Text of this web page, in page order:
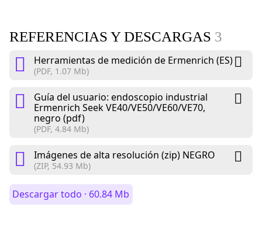
REFERENCIAS Y DESCARGAS 3
Herramientas de medición de Ermenrich (ES)
(PDF, 1.07 Mb)
Guía del usuario: endoscopio industrial
Ermenrich Seek VE40/VE50/VE60/VE70,
negro (pdf)
(PDF, 4.84 Mb)
Imágenes de alta resolución (zip) NEGRO
(ZIP, 54.93 Mb)
Descargar todo · 60.84 Mb